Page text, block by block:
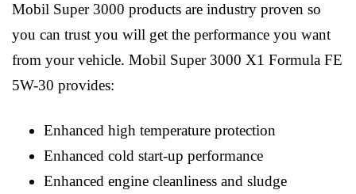
Mobil Super 3000 products are industry proven so
you can trust you will get the performance you want
from your vehicle. Mobil Super 3000 X1 Formula FE
5W-30 provides:
Enhanced high temperature protection
Enhanced cold start-up performance
Enhanced engine cleanliness and sludge